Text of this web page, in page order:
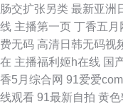
日A片 亚洲精选中文字幕
频高跟 超碰草草网 韩国美
第9 熟妇tv操 91豆花吃瓜
肠交扩张另类 最新亚洲
线 主播第一页 丁香五月
费无码 高清日韩无码视
在 主播福利姬h在线 国
香5月综合网 91爱爱com
线观看 91最新自拍 黄色